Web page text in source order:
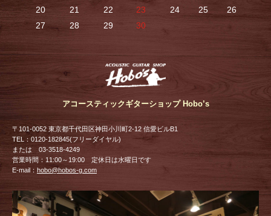
20
21 22 23 24 25
26
27
28 29 30
アコースティックギターショップ Hobo’s
〒101-0052 東京都千代田区神田小川町2-12 信愛ビルB1
TEL：0120-182845(フリーダイヤル)
または 03-3518-4249
営業時間：11:00～19:00 定休日は水曜日です
E-mail： hobo@hobos-g.com